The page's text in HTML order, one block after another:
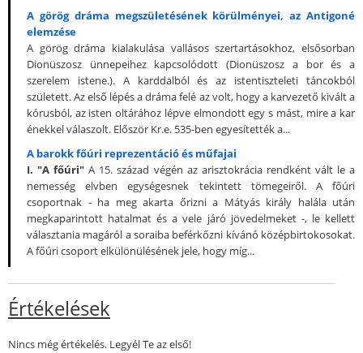
A görög dráma megszületésének körülményei, az Antigoné
elemzése
A görög dráma kialakulása vallásos szertartásokhoz, elsősorban
Dionüszosz ünnepeihez kapcsolódott (Dionüszosz a bor és a
szerelem istene.). A karddalból és az istentiszteleti táncokból
született. Az első lépés a dráma felé az volt, hogy a karvezető kivált a
kórusból, az isten oltárához lépve elmondott egy s mást, mire a kar
énekkel válaszolt. Először Kr.e. 535-ben egyesítették a...
A barokk főúri reprezentáció és műfajai
I. "A főúri" A 15. század végén az arisztokrácia rendként vált le a
nemesség elvben egységesnek tekintett tömegeiről. A főúri
csoportnak - ha meg akarta őrizni a Mátyás király halála után
megkaparintott hatalmat és a vele járó jövedelmeket -, le kellett
választania magáról a soraiba beférkőzni kívánó középbirtokosokat.
A főúri csoport elkülönülésének jele, hogy míg...
Értékelések
Nincs még értékelés. Legyél Te az első!